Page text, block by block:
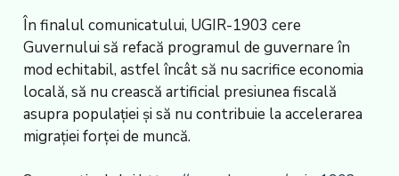
În finalul comunicatului, UGIR-1903 cere
Guvernului să refacă programul de guvernare în
mod echitabil, astfel încât să nu sacrifice economia
locală, să nu crească artificial presiunea fiscală
asupra populaţiei şi să nu contribuie la accelerarea
migraţiei forţei de muncă.